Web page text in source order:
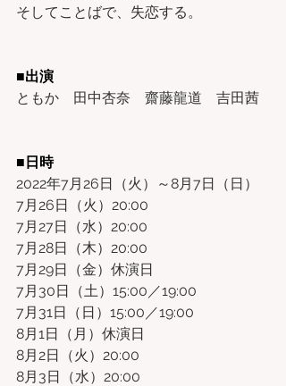
そしてことばで、失恋する。
■出演
ともか　田中杏奈　齋藤龍道　吉田茜
■日時
2022年7月26日（火）～8月7日（日）
7月26日（火）20:00
7月27日（水）20:00
7月28日（木）20:00
7月29日（金）休演日
7月30日（土）15:00／19:00
7月31日（日）15:00／19:00
8月1日（月）休演日
8月2日（火）20:00
8月3日（水）20:00